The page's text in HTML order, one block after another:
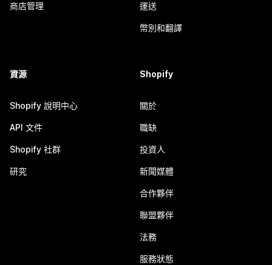
商店管理 運送
幣別和翻譯
資源
Shopify 說明中心
API 文件
Shopify 社群
研究
Shopify
關於
職缺
投資人
新聞媒體
合作夥伴
聯盟夥伴
法務
服務狀態